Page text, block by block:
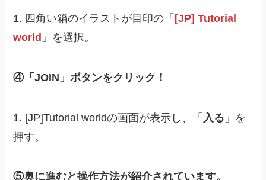
1. 四角い箱のイラストが目印の「 [JP] Tutorial
world 」を選択。
④「JOIN」ボタンをクリック！
1. [JP]Tutorial worldの画面が表示し、「 入る 」を
押す。
⑤奥に進むと操作方法が紹介されています。